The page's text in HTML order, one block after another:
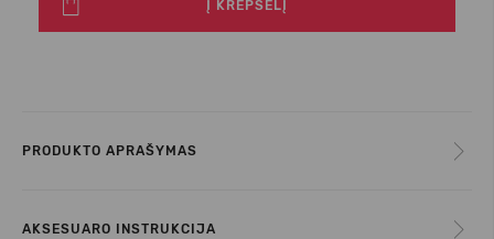
Į KREPŠELĮ
PRODUKTO APRAŠYMAS
AKSESUARO INSTRUKCIJA